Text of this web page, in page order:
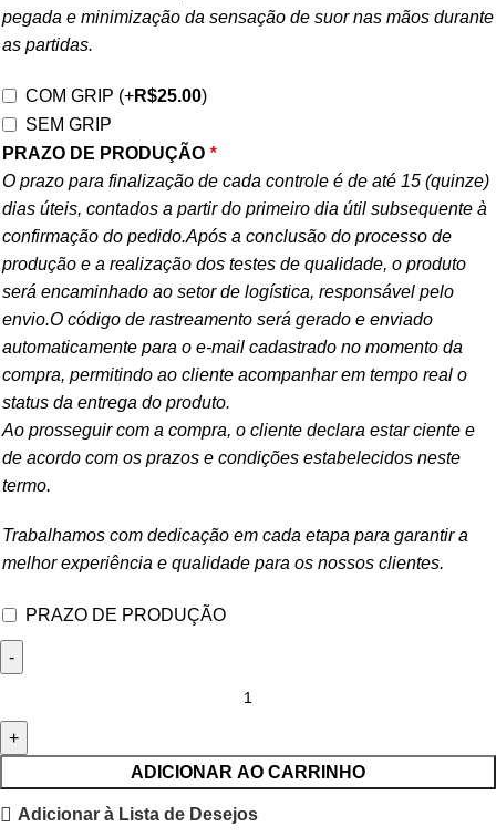
pegada e minimização da sensação de suor nas mãos durante
as partidas.
COM GRIP (+R$25.00)
SEM GRIP
PRAZO DE PRODUÇÃO *
O prazo para finalização de cada controle é de até 15 (quinze)
dias úteis, contados a partir do primeiro dia útil subsequente à
confirmação do pedido.Após a conclusão do processo de
produção e a realização dos testes de qualidade, o produto
será encaminhado ao setor de logística, responsável pelo
envio.O código de rastreamento será gerado e enviado
automaticamente para o e-mail cadastrado no momento da
compra, permitindo ao cliente acompanhar em tempo real o
status da entrega do produto.
Ao prosseguir com a compra, o cliente declara estar ciente e
de acordo com os prazos e condições estabelecidos neste
termo.
Trabalhamos com dedicação em cada etapa para garantir a
melhor experiência e qualidade para os nossos clientes.
PRAZO DE PRODUÇÃO
ADICIONAR AO CARRINHO
Adicionar à Lista de Desejos